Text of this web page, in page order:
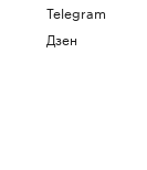
Telegram
Дзен